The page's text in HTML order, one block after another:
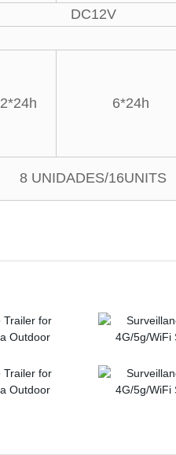
DC12V
2*24h 6*24h
8 UNIDADES/16UNITS